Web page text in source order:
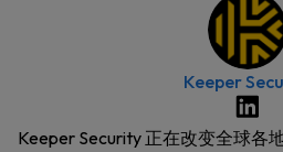
Keeper
Keeper Security 正在改变全球各